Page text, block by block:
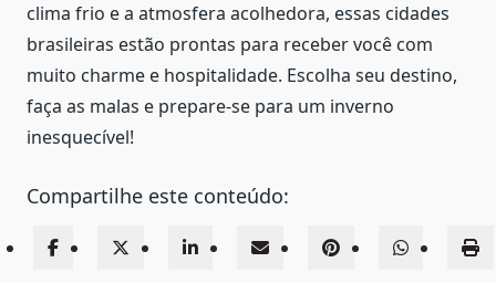
clima frio e a atmosfera acolhedora, essas cidades
brasileiras estão prontas para receber você com
muito charme e hospitalidade. Escolha seu destino,
faça as malas e prepare-se para um inverno
inesquecível!
Compartilhe este conteúdo: